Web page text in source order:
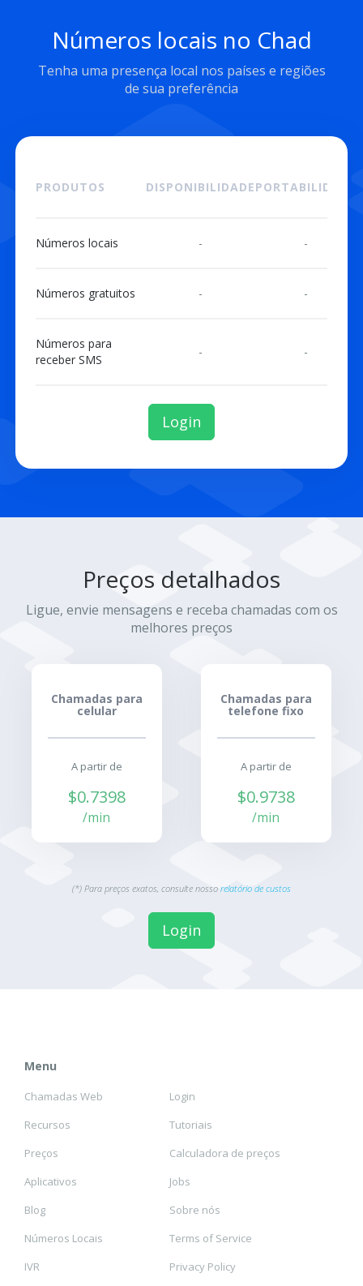
Números locais no Chad
Tenha uma presença local nos países e regiões
de sua preferência
PRODUTOS DISPONIBILIDADEPORTABILIDADE
Números locais - -
Números gratuitos - -
Números para
receber SMS
- -
Login
Preços detalhados
Ligue, envie mensagens e receba chamadas com os
melhores preços
Chamadas para
celular
A partir de
$0.7398
/min
Chamadas para
telefone fixo
A partir de
$0.9738
/min
(*) Para preços exatos, consulte nosso relatório de custos
Login
Menu
Chamadas Web
Recursos
Preços
Aplicativos
Blog
Números Locais
IVR
Login
Tutoriais
Calculadora de preços
Jobs
Sobre nós
Terms of Service
Privacy Policy